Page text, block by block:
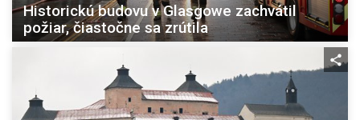
Historickú budovu v Glasgowe zachvátil
požiar, čiastočne sa zrútila